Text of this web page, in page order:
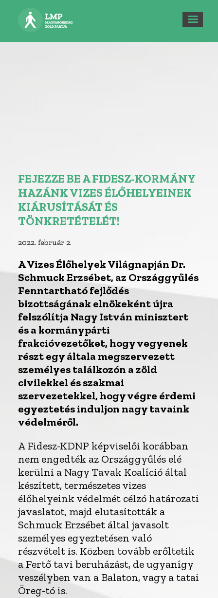
FEJEZZE BE A FIDESZ-KORMÁNY
HAZÁNK VIZES ÉLŐHELYEINEK
KIÁRUSÍTÁSÁT ÉS
TÖNKRETÉTELÉT!
2022. február 2.
A Vizes Élőhelyek Világnapján Dr.
Schmuck Erzsébet, az Országgyűlés
Fenntartható fejlődés
bizottságának elnökeként újra
felszólítja Nagy István minisztert
és a kormánypárti
frakcióvezetőket, hogy vegyenek
részt egy általa megszervezett
személyes találkozón a zöld
civilekkel és szakmai
szervezetekkel, hogy végre érdemi
egyeztetés induljon nagy tavaink
védelméről.
A Fidesz-KDNP képviselői korábban
nem engedték az Országgyűlés elé
kerülni a Nagy Tavak Koalíció által
készített, természetes vizes
élőhelyeink védelmét célzó határozati
javaslatot, majd elutasították a
Schmuck Erzsébet által javasolt
személyes egyeztetésen való
részvételt is. Közben tovább erőltetik
a Fertő tavi beruházást, de ugyanígy
veszélyben van a Balaton, vagy a tatai
Öreg-tó is.